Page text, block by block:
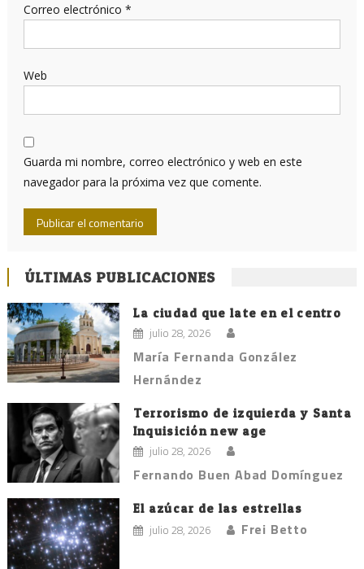
Correo electrónico *
Web
Guarda mi nombre, correo electrónico y web en este
navegador para la próxima vez que comente.
ÚLTIMAS PUBLICACIONES
La ciudad que late en el centro
julio 28, 2026
María Fernanda González
Hernández
Terrorismo de izquierda y Santa
Inquisición new age
julio 28, 2026
Fernando Buen Abad Domínguez
El azúcar de las estrellas
julio 28, 2026 Frei Betto